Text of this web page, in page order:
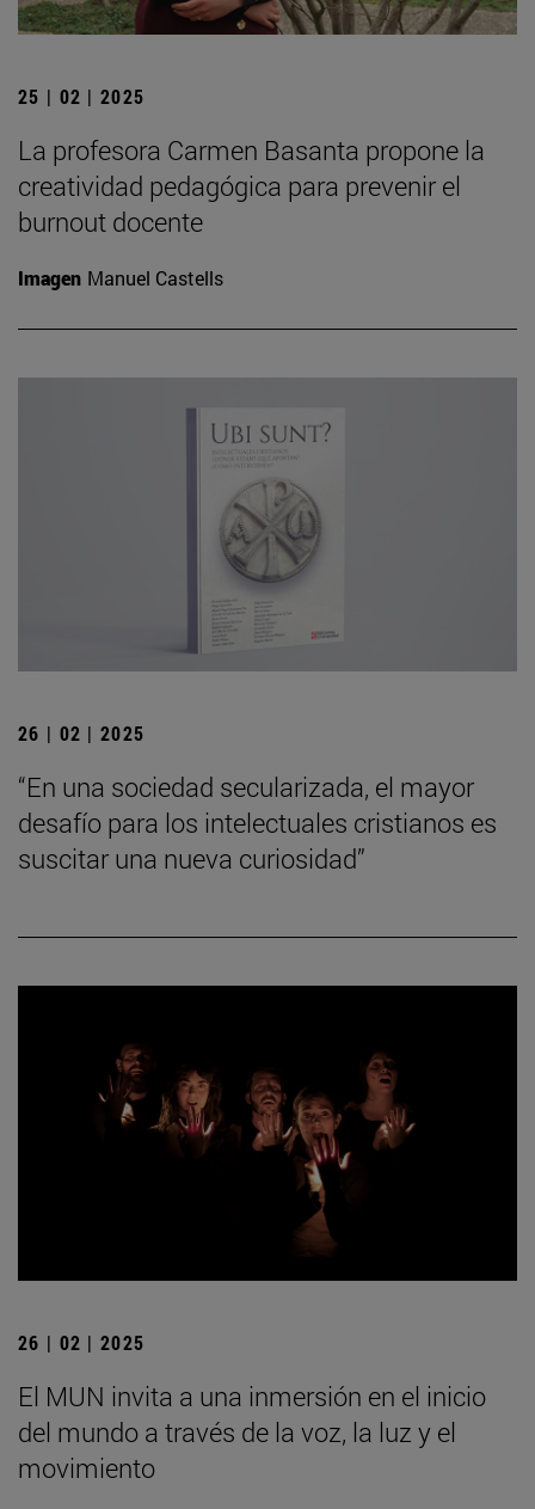
25 | 02 | 2025
La profesora Carmen Basanta propone la
creatividad pedagógica para prevenir el
burnout docente
Imagen Manuel Castells
26 | 02 | 2025
“En una sociedad secularizada, el mayor
desafío para los intelectuales cristianos es
suscitar una nueva curiosidad”
26 | 02 | 2025
El MUN invita a una inmersión en el inicio
del mundo a través de la voz, la luz y el
movimiento